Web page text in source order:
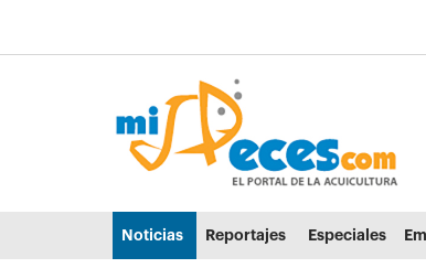
Ir al menú principal (alt + u)
Noticias Reportajes Especiales